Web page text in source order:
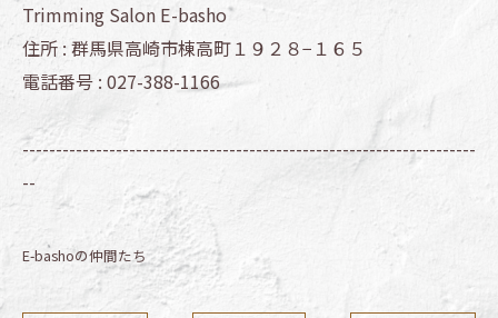
Trimming Salon E-basho
住所 :群馬県高崎市棟高町１９２８−１６５
電話番号 : 027-388-1166
--------------------------------------------------------------------
--
E-bashoの仲間たち